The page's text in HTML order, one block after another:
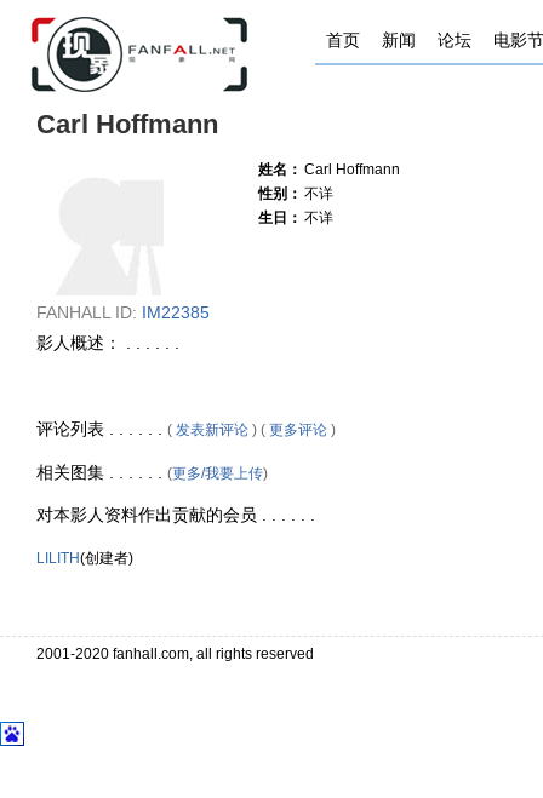
首页 新闻 论坛 电影节
Carl Hoffmann
FANHALL ID: IM22385
姓名： Carl Hoffmann
性别： 不详
生日： 不详
影人概述： . . . . . .
评论列表 . . . . . . ( 发表新评论 ) ( 更多评论 )
相关图集 . . . . . . (更多/我要上传)
对本影人资料作出贡献的会员 . . . . . .
LILITH(创建者)
2001-2020 fanhall.com, all rights reserved